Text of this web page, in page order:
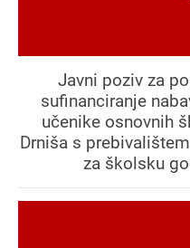
Javni poziv za
sufinanciranje
učenike osnovnih
Drniša s
za školsku